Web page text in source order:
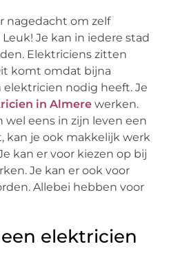
nagedacht om zelf
Je kan in iedere stad
Elektriciens zitten
komt omdat bijna
elektricien nodig heeft. Je
in Almere werken.
wel eens in zijn leven een
kan je ook makkelijk werk
kan er voor kiezen op bij
Je kan er ook voor
Allebei hebben voor
elektricien